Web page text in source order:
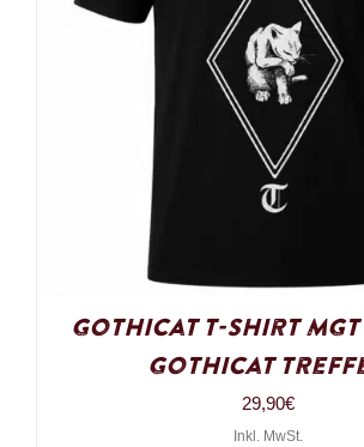
Gothicat T-Shirt MGT
Gothicat
29,90€
Inkl. MwSt.